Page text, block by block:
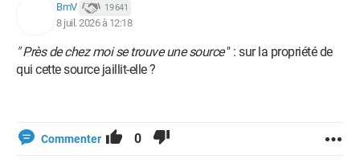
BmV 19 641
8 juil. 2026 à 12:18
" Près de chez moi se trouve une source" : sur la propriété de
qui cette source jaillit-elle ?
Commenter 0